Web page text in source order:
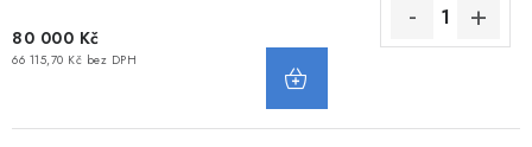
80 000 Kč
66 115,70 Kč bez DPH